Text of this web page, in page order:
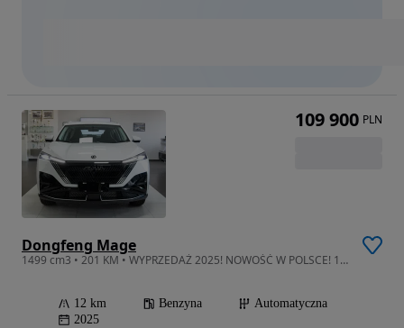
Dongfeng Mage
1499 cm3 • 201 KM • WYPRZEDAŻ 2025! NOWOŚĆ W POLSCE! 1.5T Benzyna 201KM/305NM! Automat!
12 km Benzyna
Automatyczna
2025
109 900 PLN